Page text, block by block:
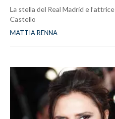
La stella del Real Madrid e
Castello
MATTIA RENNA